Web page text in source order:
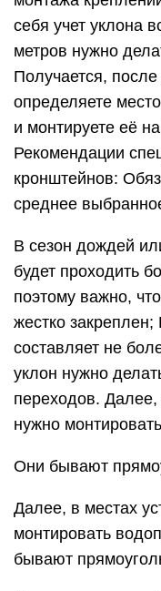
себя учет уклона
метров нужно
Получается,
определяете
и монтируете её
Рекомендации
кронштейнов:
среднее
В сезон дождей
будет проходить
поэтому важно,
жестко
составляет не
уклон нужно
переходов. Далее,
нужно
Они бывают
Далее, в местах
монтировать
бывают